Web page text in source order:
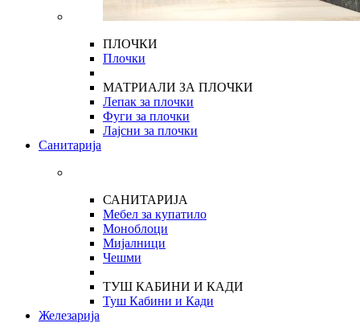
ПЛОЧКИ
Плочки
МАТРИАЛИ ЗА ПЛОЧКИ
Лепак за плочки
Фуги за плочки
Лајсни за плочки
Санитарија
САНИТАРИЈА
Мебел за купатило
Моноблоци
Мијалници
Чешми
ТУШ КАБИНИ И КАДИ
Туш Кабини и Кади
Железарија